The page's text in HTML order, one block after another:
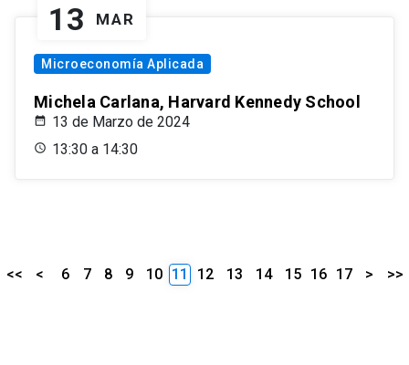
13 MAR
Microeconomía Aplicada
Michela Carlana, Harvard Kennedy School
13 de Marzo de 2024
13:30 a 14:30
<< < 6 7 8 9 10 11 12 13 14 15 16 17 > >>